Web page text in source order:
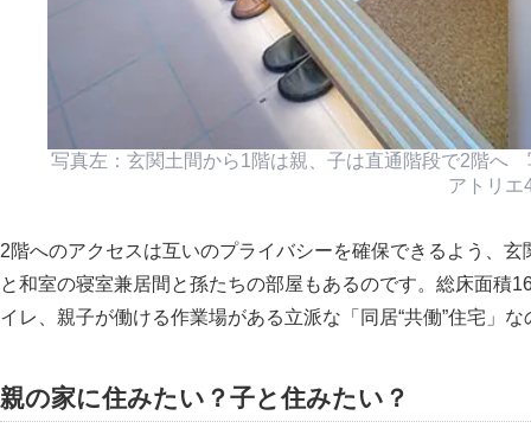
写真左：玄関土間から1階は親、子は直通階段で2階へ
アトリエ
2階へのアクセスは互いのプライバシーを確保できるよう、
と和室の寝室兼居間と孫たちの部屋もあるのです。総床面積
イレ、親子が働ける作業場がある立派な
同居“共働”住宅 な
親の家に住みたい？子と住みたい？